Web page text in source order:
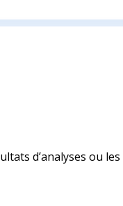
d’analyses ou